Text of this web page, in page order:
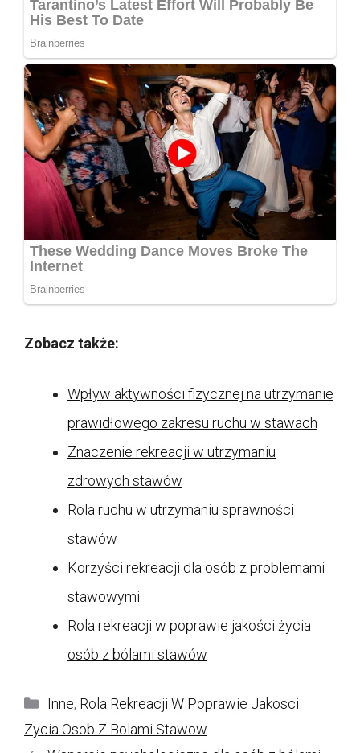
Zobacz także:
Wpływ aktywności fizycznej na utrzymanie
prawidłowego zakresu ruchu w stawach
Znaczenie rekreacji w utrzymaniu
zdrowych stawów
Rola ruchu w utrzymaniu sprawności
stawów
Korzyści rekreacji dla osób z problemami
stawowymi
Rola rekreacji w poprawie jakości życia
osób z bólami stawów
Kategorie
Inne, Rola Rekreacji W Poprawie Jakosci
Zycia Osob Z Bolami Stawow